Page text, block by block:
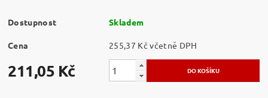
Dostupnost Skladem
Cena 255,37 Kč včetně DPH
211,05 Kč